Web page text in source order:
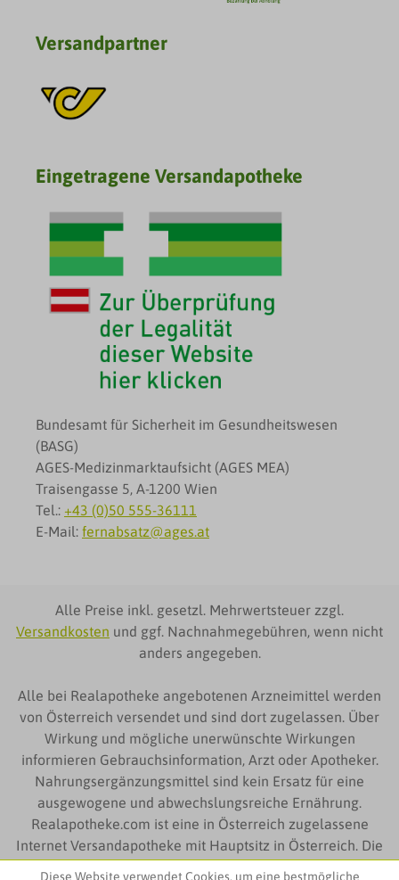
Versandpartner
Eingetragene Versandapotheke
Bundesamt für Sicherheit im Gesundheitswesen
(BASG)
AGES-Medizinmarktaufsicht (AGES MEA)
Traisengasse 5, A-1200 Wien
Tel.: +43 (0)50 555-36111
E-Mail: fernabsatz@ages.at
Alle Preise inkl. gesetzl. Mehrwertsteuer zzgl.
Versandkosten und ggf. Nachnahmegebühren, wenn nicht
anders angegeben.
Alle bei Realapotheke angebotenen Arzneimittel werden
von Österreich versendet und sind dort zugelassen. Über
Wirkung und mögliche unerwünschte Wirkungen
informieren Gebrauchsinformation, Arzt oder Apotheker.
Nahrungsergänzungsmittel sind kein Ersatz für eine
ausgewogene und abwechslungsreiche Ernährung.
Realapotheke.com ist eine in Österreich zugelassene
Internet Versandapotheke mit Hauptsitz in Österreich. Die
Diese Website verwendet Cookies, um eine bestmögliche